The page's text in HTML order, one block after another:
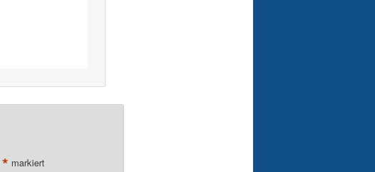
* markiert